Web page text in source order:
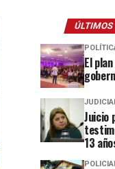
ÚLTIMOS
El
Juicio
13